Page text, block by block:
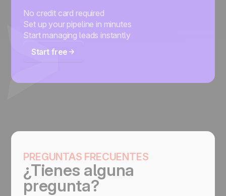
No credit card required
Set up your pipeline in minutes
Start managing leads instantly
Start free
PREGUNTAS FRECUENTES
¿Tienes alguna
pregunta?